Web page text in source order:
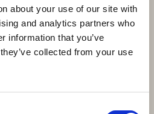
about your use of our site with
and analytics partners who
information that you’ve
collected from your use